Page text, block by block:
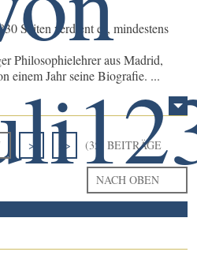
Seiten verdient es, mindestens
Philosophielehrer aus Madrid,
einem Jahr seine Biografie. ...
> >> (35) BEITRÄGE
NACH OBEN